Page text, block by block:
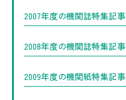
2007年度の機関誌特集記事
2008年度の機関誌特集記事
2009年度の機関紙特集記事